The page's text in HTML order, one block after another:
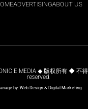
ADVERTISINGABOUT US
E MEDIA ◆ 版权所有 ◆ 不
reserved.
by: Web Design & Digital Marketing